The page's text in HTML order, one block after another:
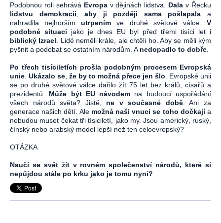
Podobnou roli sehrává Evropa v dějinách lidstva. Dalav Řecku
lidstvu demokracii ,aby ji později sama pošlapala a
nahradila nejhoršímutrpenímve druhé světové válce.V
podobné situaci jako je dnes EU byl před třemi tisíci let i
biblický Izrael . Lidé neměli krále, ale chtěli ho. Aby se měli kým
pyšnit a podobat se ostatním národům. A nedopadlo to dobře
Po třech tisíciletích prošla podobným procesem Evropská
unie Ukázalo se že by to možná přece jen šlo . Evropské unii
se po druhé světové válce dařilo žít 75 let bez králů, císařů a
prezidentů. Může být EU návodem na budoucí uspořádání
všech národů světa? Jistě, ne v současné době. Ani za
generace našich dětí. Ale možná naši vnuci se toho dočkajía
nebudou muset čekat tři tísiciletí, jako my. Jsou americký, ruský,
čínský nebo arabský model lepší než ten celoevropský?
OTÁZKA
Naučí se svět žít v rovném společenství národů, které si
nepůjdou stále po krku jako je tomu nyní?